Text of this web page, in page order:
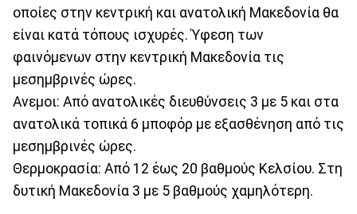
οποίες στην κεντρική και ανατολική Μακεδονία θα
είναι κατά τόπους ισχυρές. Ύφεση των
φαινόμενων στην κεντρική Μακεδονία τις
μεσημβρινές ώρες.
Ανεμοι: Από ανατολικές διευθύνσεις 3 με 5 και στα
ανατολικά τοπικά 6 μποφόρ με εξασθένηση από τις
μεσημβρινές ώρες.
Θερμοκρασία: Από 12 έως 20 βαθμούς Κελσίου. Στη
δυτική Μακεδονία 3 με 5 βαθμούς χαμηλότερη.